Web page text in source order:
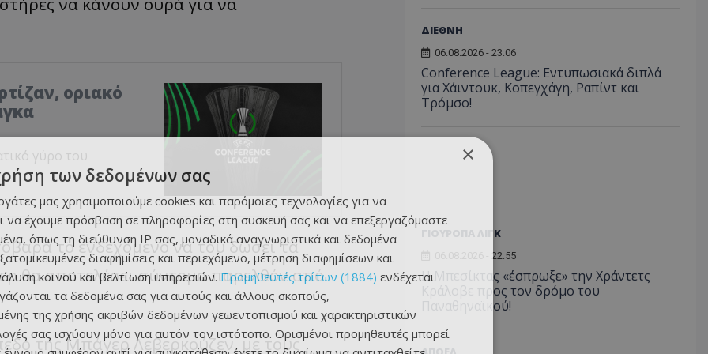
οριακό
γύρο του
το ενδεχόμενο νατουδώσει τα
θα αποτελέσει σύντομα παρελθόν από
της ΜπάγερΛεβερκούζεν, με τους
ΔΙΕΘΝΗ
06.08.2026 - 23:06
Conference League: Εντυπωσιακά διπλά
για Χάιντουκ, Κοπεγχάγη, Ραπίντ και
Τρόμσο!
ΓΙΟΥΡΟΠΑ ΛΙΓΚ
06.08.2026 - 22:55
Η Μπεσίκτας «έσπρωξε» την Χράντετς
Κράλοβε προς τον δρόμο του
Παναθηναϊκού!
×
των δεδομένων σας
μας χρησιμοποιούμε cookies και παρόμοιες τεχνολογίες για να
να έχουμε πρόσβαση σε πληροφορίες στη συσκευή σας και να επεξεργαζόμαστε
όπως τη διεύθυνση IP σας, μοναδικά αναγνωριστικά και δεδομένα
διαφημίσεις και περιεχόμενο, μέτρηση διαφημίσεων και
κοινού και βελτίωση υπηρεσιών.Προμηθευτές τρίτων (1884) ενδέχεται
τα δεδομένα σας για αυτούς και άλλους σκοπούς,
της χρήσης ακριβών δεδομένων γεωεντοπισμού και χαρακτηριστικών
σας ισχύουν μόνο για αυτόν τον ιστότοπο. Ορισμένοι προμηθευτές μπορεί